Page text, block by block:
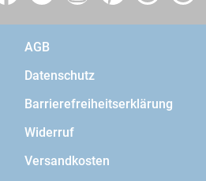
AGB
Datenschutz
Barrierefreiheitserklärung
Widerruf
Versandkosten